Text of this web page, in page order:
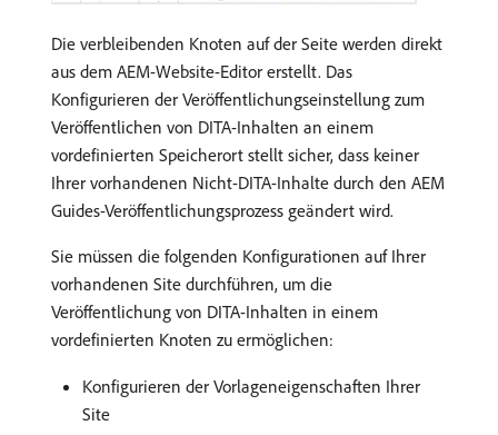
Die verbleibenden Knoten auf der Seite werden direkt
aus dem AEM-Website-Editor erstellt. Das
Konfigurieren der Veröffentlichungseinstellung zum
Veröffentlichen von DITA-Inhalten an einem
vordefinierten Speicherort stellt sicher, dass keiner
Ihrer vorhandenen Nicht-DITA-Inhalte durch den AEM
Guides-Veröffentlichungsprozess geändert wird.
Sie müssen die folgenden Konfigurationen auf Ihrer
vorhandenen Site durchführen, um die
Veröffentlichung von DITA-Inhalten in einem
vordefinierten Knoten zu ermöglichen:
Konfigurieren der Vorlageneigenschaften Ihrer
Site